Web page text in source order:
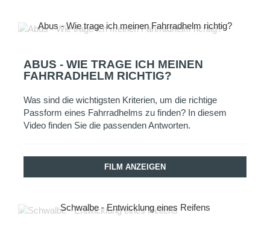
Abus - Wie trage ich meinen Fahrradhelm richtig?
ABUS - WIE TRAGE ICH MEINEN
FAHRRADHELM RICHTIG?
Was sind die wichtigsten Kriterien, um die richtige
Passform eines Fahrradhelms zu finden? In diesem
Video finden Sie die passenden Antworten.
FILM ANZEIGEN
Schwalbe - Entwicklung eines Reifens